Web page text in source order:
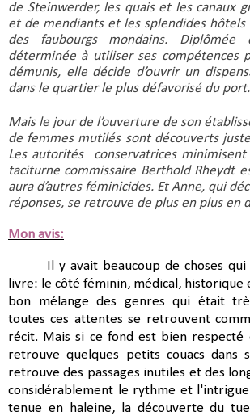
de Steinwerder, les quais et les canaux
et de mendiants et les splendides hôtels
des faubourgs mondains.
déterminée à utiliser ses compétences
démunis, elle décide d’ouvrir un
dans le quartier le plus défavorisé du port.
Mais le jour de l’ouverture de son
de femmes mutilés sont découverts
Les autorités  conservatrices
taciturne commissaire Berthold Rheydt
aura d’autres féminicides. Et Anne, qui
réponses, se retrouve de plus en plus en
Mon avis:
Il y avait beaucoup de choses
livre: le côté féminin, médical, historique
bon mélange des genres qui était
toutes ces attentes se retrouvent
récit. Mais si ce fond est bien respecté
retrouve quelques petits couacs dans
retrouve des passages inutiles et des
considérablement le rythme et
tenue en haleine, la découverte du